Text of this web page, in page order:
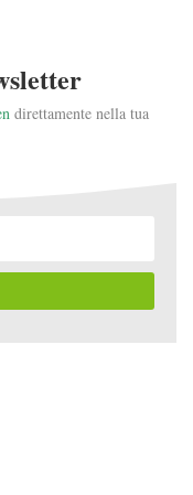
direttamente nella tua